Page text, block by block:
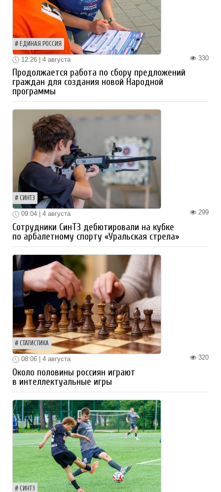
ЕДИНАЯ РОССИЯ
330
12:26 | 4 августа
Продолжается работа по сбору предложений
граждан для создания новой Народной
программы
СИНТЗ
299
09:04 | 4 августа
Сотрудники СинТЗ дебютировали на кубке
по арбалетному спорту «Уральская стрела»
СТАТИСТИКА
320
08:06 | 4 августа
Около половины россиян играют
в интеллектуальные игры
СИНТЗ